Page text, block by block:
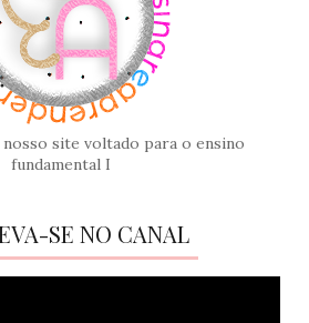
site voltado para o ensino
fundamental I
SE NO CANAL